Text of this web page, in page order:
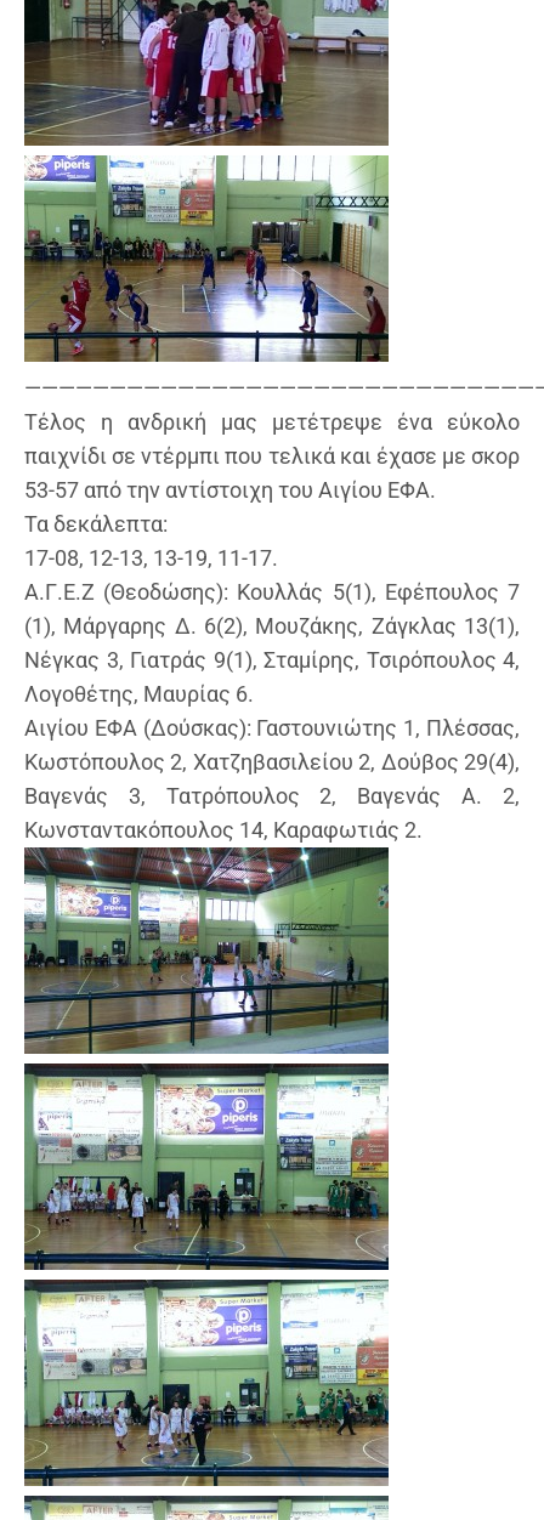
Τέλος η ανδρική μας μετέτρεψε ένα εύκολο
παιχνίδι σε ντέρμπι που τελικά και έχασε με σκορ
53-57 από την αντίστοιχη του Αιγίου ΕΦΑ.
Τα δεκάλεπτα:
17-08, 12-13, 13-19, 11-17.
Α.Γ.Ε.Ζ (Θεοδώσης): Κουλλάς 5(1), Εφέπουλος 7
(1), Μάργαρης Δ. 6(2), Μουζάκης, Ζάγκλας 13(1),
Νέγκας 3, Γιατράς 9(1), Σταμίρης, Τσιρόπουλος 4,
Λογοθέτης, Μαυρίας 6.
Αιγίου ΕΦΑ (Δούσκας): Γαστουνιώτης 1, Πλέσσας,
Κωστόπουλος 2, Χατζηβασιλείου 2, Δούβος 29(4),
Βαγενάς 3, Τατρόπουλος 2, Βαγενάς Α. 2,
Κωνσταντακόπουλος 14, Καραφωτιάς 2.